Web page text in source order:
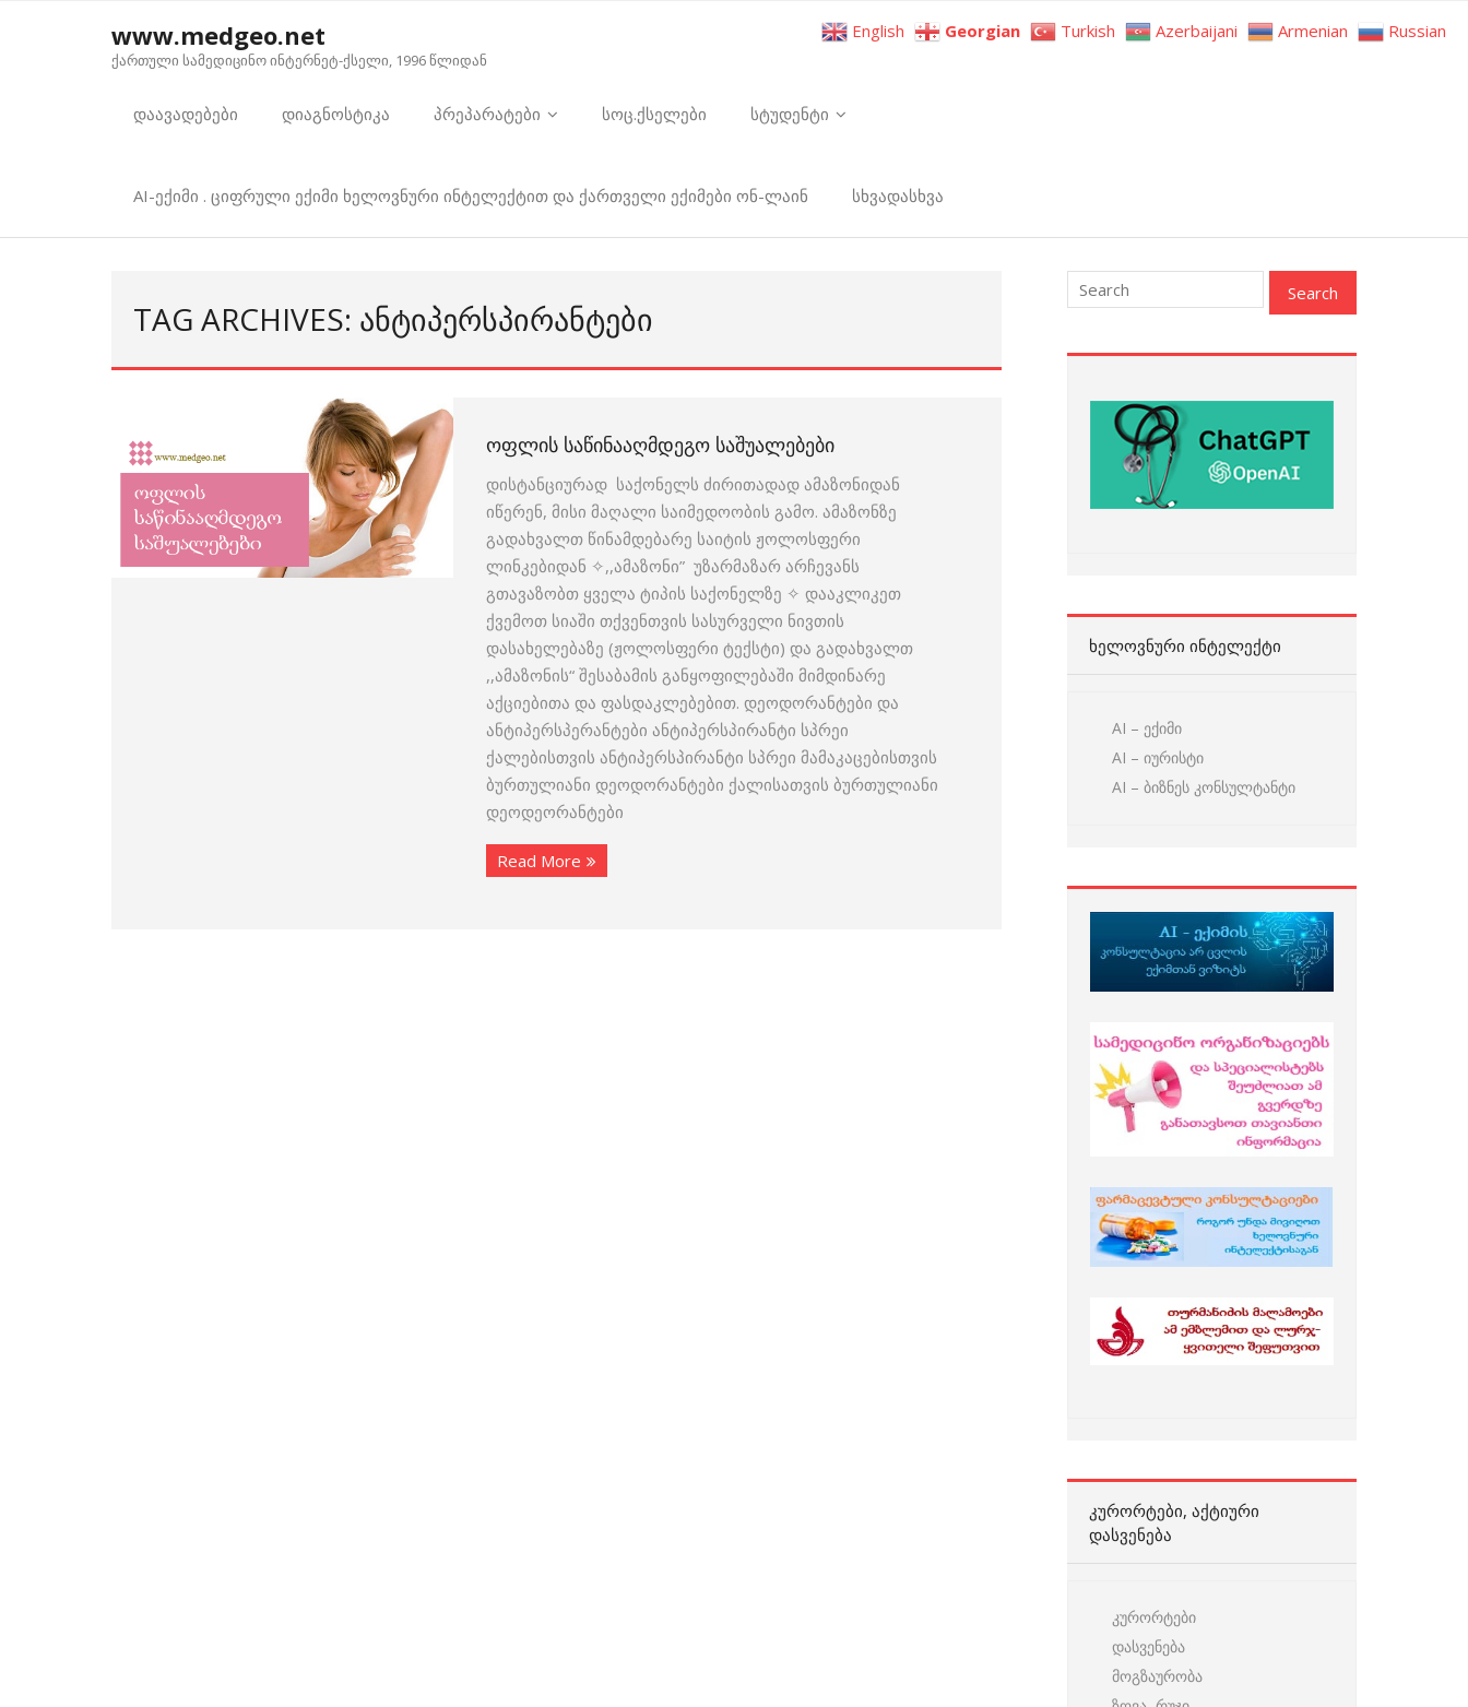
www.medgeo.net
ქართული სამედიცინო ინტერნეტ-ქსელი, 1996 წლიდან
დაავადებები დიაგნოსტიკა პრეპარატები სოც.ქსელები სტუდენტი
AI-ექიმი . ციფრული ექიმი ხელოვნური ინტელექტით და ქართველი ექიმები ონ-ლაინ სხვადასხვა
TAG ARCHIVES: ᲐᲜᲢᲘᲞᲔᲠᲡᲞᲘᲠᲐᲜᲢᲔᲑᲘ
ᲝᲤᲚᲘᲡ ᲡᲐᲬᲘᲜᲐᲐᲦᲛᲓᲔᲒᲝ ᲡᲐᲨᲣᲐᲚᲔᲑᲔᲑᲘ
დისტანციურად საქონელს ძირითადად ამაზონიდან
იწერენ, მისი მაღალი საიმედოობის გამო. ამაზონზე
გადახვალთ წინამდებარე საიტის ჟოლოსფერი
ლინკებიდან ✧,,ამაზონი” უზარმაზარ არჩევანს
გთავაზობთ ყველა ტიპის საქონელზე ✧ დააკლიკეთ
ქვემოთ სიაში თქვენთვის სასურველი ნივთის
დასახელებაზე (ჟოლოსფერი ტექსტი) და გადახვალთ
,,ამაზონის“ შესაბამის განყოფილებაში მიმდინარე
აქციებითა და ფასდაკლებებით. დეოდორანტები და
ანტიპერსპერანტები ანტიპერსპირანტი სპრეი
ქალებისთვის ანტიპერსპირანტი სპრეი მამაკაცებისთვის
ბურთულიანი დეოდორანტები ქალისათვის ბურთულიანი
დეოდეორანტები
Read More
ᲮᲔᲚᲝᲕᲜᲣᲠᲘ ᲘᲜᲢᲔᲚᲔᲥᲢᲘ
AI – ექიმი
AI – იურისტი
AI – ბიზნეს კონსულტანტი
ᲙᲣᲠᲝᲠᲢᲔᲑᲘ, ᲐᲥᲢᲘᲣᲠᲘ
ᲓᲐᲡᲕᲔᲜᲔᲑᲐ
კურორტები
დასვენება
მოგზაურობა
English Georgian Turkish Azerbaijani Armenian Russian